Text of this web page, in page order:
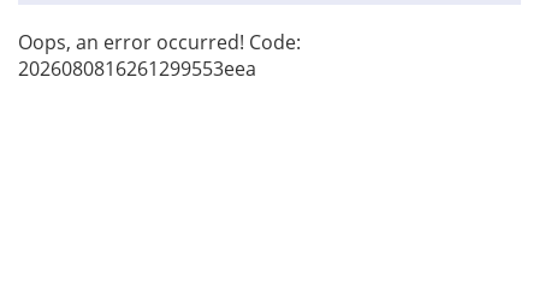
Oops, an error occurred! Code:
2026080816261299553eea